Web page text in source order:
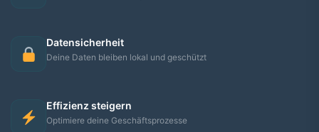
Datensicherheit
Deine Daten bleiben lokal und geschützt
Effizienz steigern
Optimiere deine Geschäftsprozesse